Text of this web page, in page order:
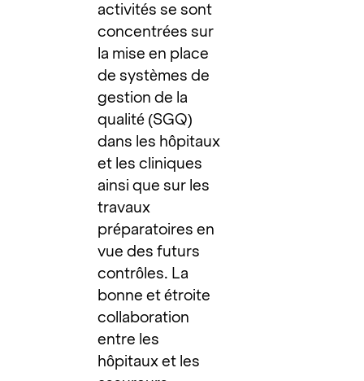
activités se sont
concentrées sur
la mise en place
de systèmes de
gestion de la
qualité (SGQ)
dans les hôpitaux
et les cliniques
ainsi que sur les
travaux
préparatoires en
vue des futurs
contrôles. La
bonne et étroite
collaboration
entre les
hôpitaux et les